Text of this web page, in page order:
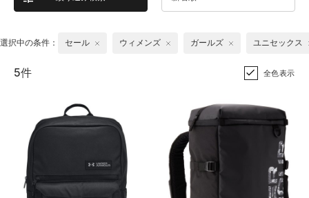
選択中の条件： セール ウィメンズ ガールズ ユニセックス
5件 全色表示